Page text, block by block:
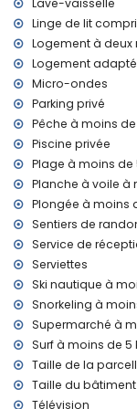
autorisés
enfants
Installations et
villa
internet (WiFi)
fer et planche
linge de lit et
service de
chauffage
Installations et
lit d'appoint et
Divertissements et
Jávea, Costa
cinéma,
Jávea) (à
Sites touristiques
musée
Linge de lit
Logement à deux
Logement
Micro-ondes
Parking privé
Pêche à moins de
Piscine privée
Plage à moins de
Planche à voile à
Plongée à moins
Sentiers de
Service de
Serviettes
Ski nautique à
Snorkeling à
Supermarché à
Surf à moins de 5
Taille de la
Taille du bâtiment
Télévision